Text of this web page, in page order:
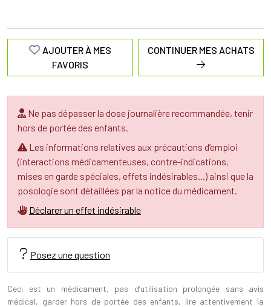
AJOUTER À MES
FAVORIS
CONTINUER MES ACHATS
Ne pas dépasser la dose journalière recommandée, tenir
hors de portée des enfants.
Les informations relatives aux précautions d’emploi
(interactions médicamenteuses, contre-indications,
mises en garde spéciales, effets indésirables...) ainsi que la
posologie sont détaillées par la notice du médicament.
Déclarer un effet indésirable
Posez une question
Ceci est un médicament, pas d’utilisation prolongée sans avis
médical, garder hors de portée des enfants, lire attentivement la